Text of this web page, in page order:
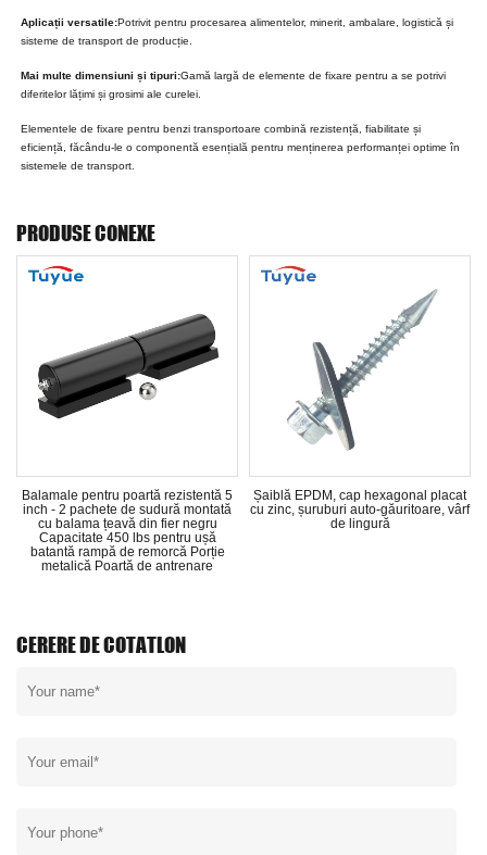
Aplicații versatile:Potrivit pentru procesarea alimentelor, minerit, ambalare, logistică și
sisteme de transport de producție.
Mai multe dimensiuni și tipuri:Gamă largă de elemente de fixare pentru a se potrivi
diferitelor lățimi și grosimi ale curelei.
Elementele de fixare pentru benzi transportoare combină rezistență, fiabilitate și
eficiență, făcându-le o componentă esențială pentru menținerea performanței optime în
sistemele de transport.
PRODUSE CONEXE
pentru poartă rezistentă 5
inch - 2 pachete de sudură montată
cu balama țeavă din fier negru
Capacitate 450 lbs pentru ușă
batantă rampă de remorcă Porție
metalică Poartă de antrenare
Șaiblă EPDM, cap hexagonal placat
cu zinc, șuruburi auto-găuritoare, vârf
de lingură
CERERE DE COTATLON